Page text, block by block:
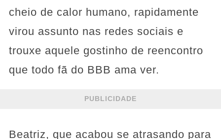
cheio de calor humano, rapidamente
virou assunto nas redes sociais e
trouxe aquele gostinho de reencontro
que todo fã do BBB ama ver.
PUBLICIDADE
Beatriz, que acabou se atrasando para